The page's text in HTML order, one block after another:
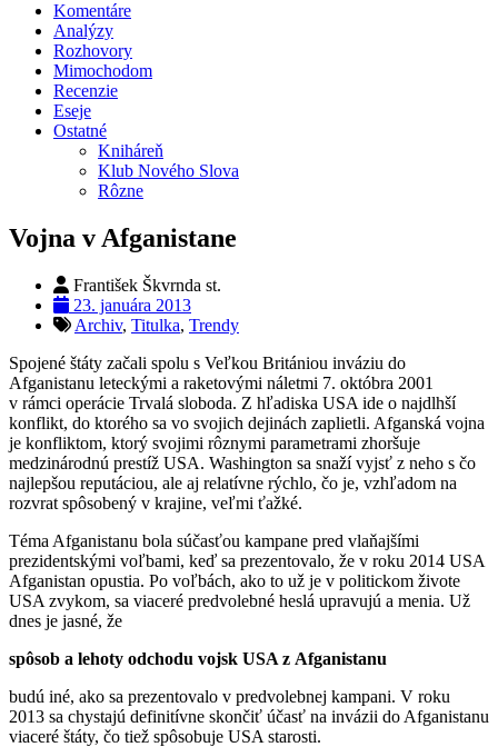
Komentáre
Analýzy
Rozhovory
Mimochodom
Recenzie
Eseje
Ostatné
Kniháreň
Klub Nového Slova
Rôzne
Vojna v Afganistane
František Škvrnda st.
23. januára 2013
Archiv, Titulka, Trendy
Spojené štáty začali spolu s Veľkou Britániou inváziu do
Afganistanu leteckými a raketovými náletmi 7. októbra 2001
v rámci operácie Trvalá sloboda. Z hľadiska USA ide o najdlhší
konflikt, do ktorého sa vo svojich dejinách zaplietli. Afganská vojna
je konfliktom, ktorý svojimi rôznymi parametrami zhoršuje
medzinárodnú prestíž USA. Washington sa snaží vyjsť z neho s čo
najlepšou reputáciou, ale aj relatívne rýchlo, čo je, vzhľadom na
rozvrat spôsobený v krajine, veľmi ťažké.
Téma Afganistanu bola súčasťou kampane pred vlaňajšími
prezidentskými voľbami, keď sa prezentovalo, že v roku 2014 USA
Afganistan opustia. Po voľbách, ako to už je v politickom živote
USA zvykom, sa viaceré predvolebné heslá upravujú a menia. Už
dnes je jasné, že
spôsob a lehoty odchodu vojsk USA z Afganistanu
budú iné, ako sa prezentovalo v predvolebnej kampani. V roku
2013 sa chystajú definitívne skončiť účasť na invázii do Afganistanu
viaceré štáty, čo tiež spôsobuje USA starosti.